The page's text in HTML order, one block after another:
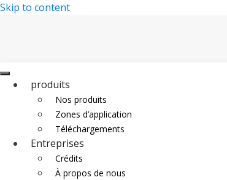
Skip to content
produits
Nos produits
Zones d’application
Téléchargements
Entreprises
Crédits
À propos de nous